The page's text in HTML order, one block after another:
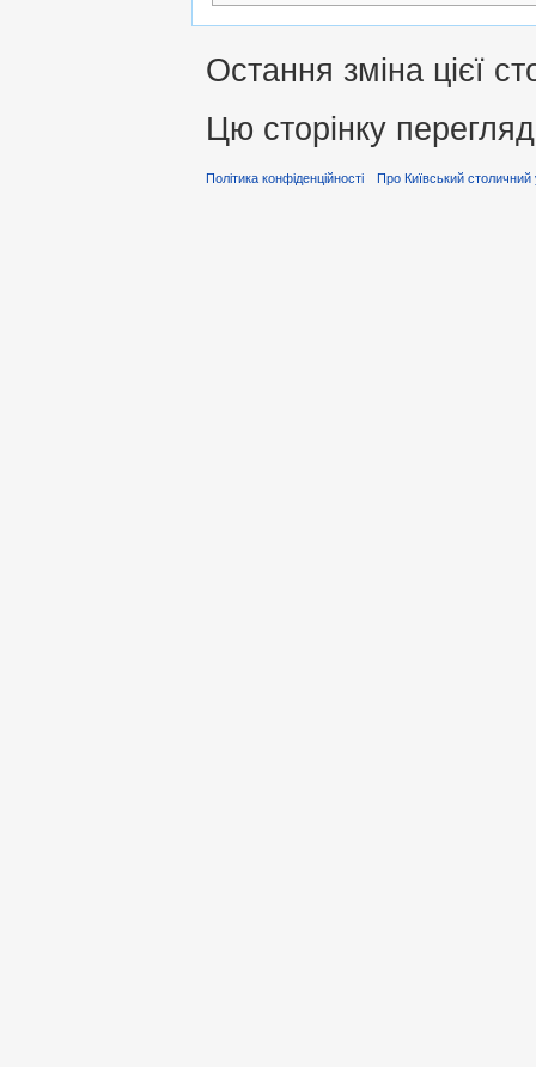
Остання зміна цієї
Цю сторінку
Політика конфіденційності Про Київський столичний